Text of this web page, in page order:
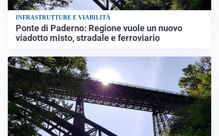
INFRASTRUTTURE E VIABILITÀ
Ponte di Paderno: Regione vuole un nuovo
viadotto misto, stradale e ferroviario